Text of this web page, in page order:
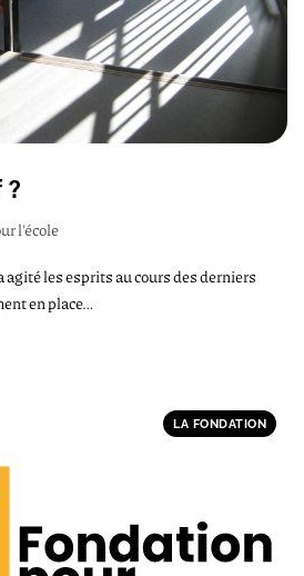
l'école
agité les esprits au cours des derniers
en place…
LA FONDATION